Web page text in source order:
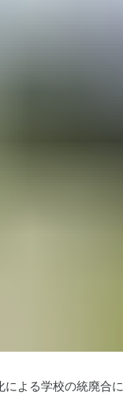
ングスペースです。